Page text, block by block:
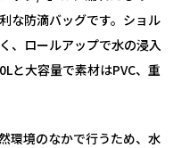
な防滴バッグです。ショル
、ロールアップで水の浸入
と大容量で素材はPVC、重
環境のなかで行うため、水